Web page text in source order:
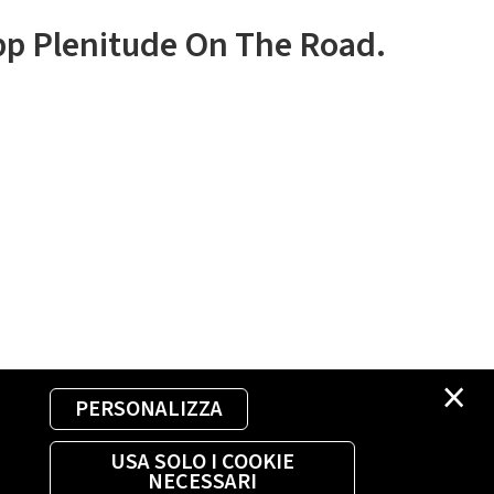
×
PERSONALIZZA
USA SOLO I COOKIE
NECESSARI
Plenitude On The Road.